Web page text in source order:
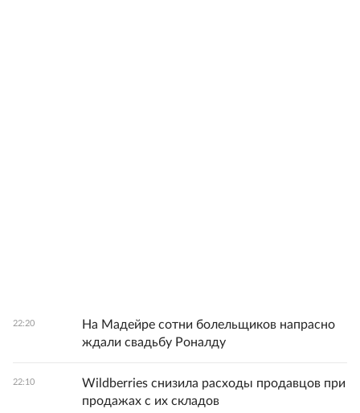
22:20
На Мадейре сотни болельщиков напрасно
ждали свадьбу Роналду
22:10
Wildberries снизила расходы продавцов при
продажах с их складов